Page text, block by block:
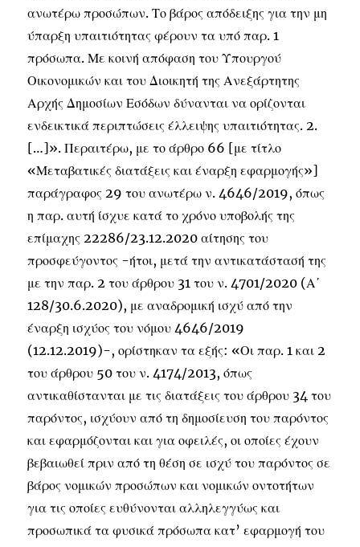
ανωτέρω προσώπων. Το βάρος απόδειξης για την μη
ύπαρξη υπαιτιότητας φέρουν τα υπό παρ. 1
πρόσωπα. Με κοινή απόφαση του Υπουργού
Οικονομικών και του Διοικητή της Ανεξάρτητης
Αρχής Δημοσίων Εσόδων δύνανται να ορίζονται
ενδεικτικά περιπτώσεις έλλειψης υπαιτιότητας. 2.
[…]». Περαιτέρω, με το άρθρο 66 [με τίτλο
«Μεταβατικές διατάξεις και έναρξη εφαρμογής»]
παράγραφος 29 του ανωτέρω ν. 4646/2019, όπως
η παρ. αυτή ίσχυε κατά το χρόνο υποβολής της
επίμαχης 22286/23.12.2020 αίτησης του
προσφεύγοντος -ήτοι, μετά την αντικατάστασή της
με την παρ. 2 του άρθρου 31 του ν. 4701/2020 (Α΄
128/30.6.2020), με αναδρομική ισχύ από την
έναρξη ισχύος του νόμου 4646/2019
(12.12.2019)-, ορίστηκαν τα εξής: «Οι παρ. 1 και 2
του άρθρου 50 του ν. 4174/2013, όπως
αντικαθίστανται με τις διατάξεις του άρθρου 34 του
παρόντος, ισχύουν από τη δημοσίευση του παρόντος
και εφαρμόζονται και για οφειλές, οι οποίες έχουν
βεβαιωθεί πριν από τη θέση σε ισχύ του παρόντος σε
βάρος νομικών προσώπων και νομικών οντοτήτων
για τις οποίες ευθύνονται αλληλεγγύως και
προσωπικά τα φυσικά πρόσωπα κατ’ εφαρμογή του